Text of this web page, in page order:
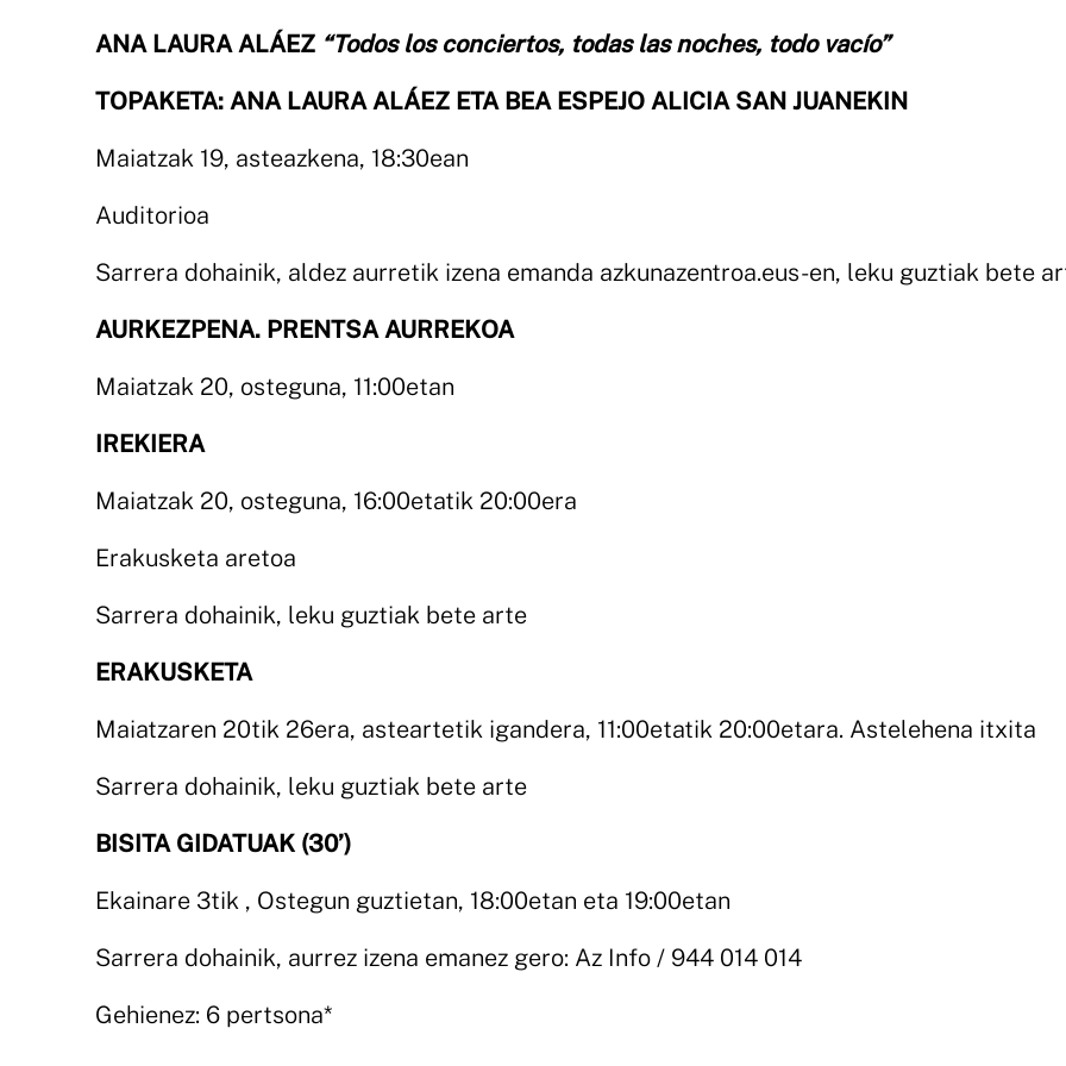
ANA LAURA ALÁEZ “Todos los conciertos, todas las noches, todo vacío”
TOPAKETA: ANA LAURA ALÁEZ ETA BEA ESPEJO ALICIA SAN JUANEKIN
Maiatzak 19, asteazkena, 18:30ean
Auditorioa
Sarrera dohainik, aldez aurretik izena emanda azkunazentroa.eus-en, leku guztiak bete
AURKEZPENA. PRENTSA AURREKOA
Maiatzak 20, osteguna, 11:00etan
IREKIERA
Maiatzak 20, osteguna, 16:00etatik 20:00era
Erakusketa aretoa
Sarrera dohainik, leku guztiak bete arte
ERAKUSKETA
Maiatzaren 20tik 26era, asteartetik igandera, 11:00etatik 20:00etara. Astelehena itxita
Sarrera dohainik, leku guztiak bete arte
BISITA GIDATUAK (30’)
Ekainare 3tik , Ostegun guztietan, 18:00etan eta 19:00etan
Sarrera dohainik, aurrez izena emanez gero: Az Info / 944 014 014
Gehienez: 6 pertsona*